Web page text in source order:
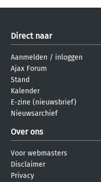
Direct naar
Aanmelden / inloggen
Ajax Forum
Stand
Kalender
E-zine (nieuwsbrief)
Nieuwsarchief
Over ons
Voor webmasters
Disclaimer
Privacy